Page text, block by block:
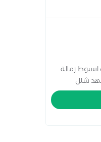
اسيوط زمالة
شلل